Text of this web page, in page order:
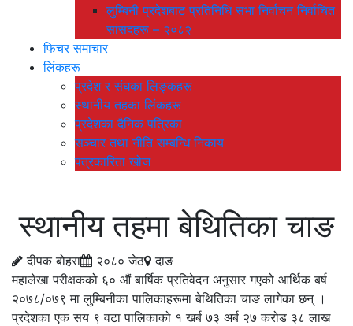
लुम्बिनी प्रदेशबाट प्रतिनिधि सभा निर्वाचन निर्वाचित
सांसदहरू – २०८२
फिचर समाचार
लिंकहरू
प्रदेश र संघका लिङ्कहरू
स्थानीय तहका लिंकहरू
प्रदेशका दैनिक पत्रिका
सञ्चार तथा नीति सम्बन्धि निकाय
पत्रकारिता खोज
स्थानीय तहमा बेथितिका चाङ
दीपक बोहरा २०८० जेठ
दाङ
महालेखा परीक्षकको ६० औं बार्षिक प्रतिवेदन अनुसार गएको आर्थिक बर्ष
२०७८/०७९ मा लुम्बिनीका पालिकाहरूमा बेथितिका चाङ लागेका छन् ।
प्रदेशका एक सय ९ वटा पालिकाको १ खर्ब ७३ अर्ब २७ करोड ३८ लाख